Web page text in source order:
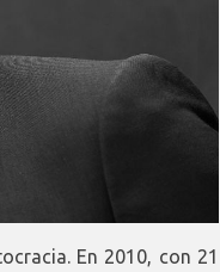
En 2010, con 21